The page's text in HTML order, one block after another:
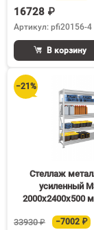
16728 ₽
Артикул: pfi20156-4
В корзину
−21%
Стеллаж
усиленный
2000х2400х500
33930 ₽ −7002 ₽